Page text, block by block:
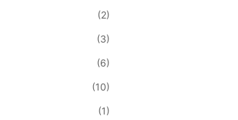
(2)
(3)
(6)
(10)
(1)